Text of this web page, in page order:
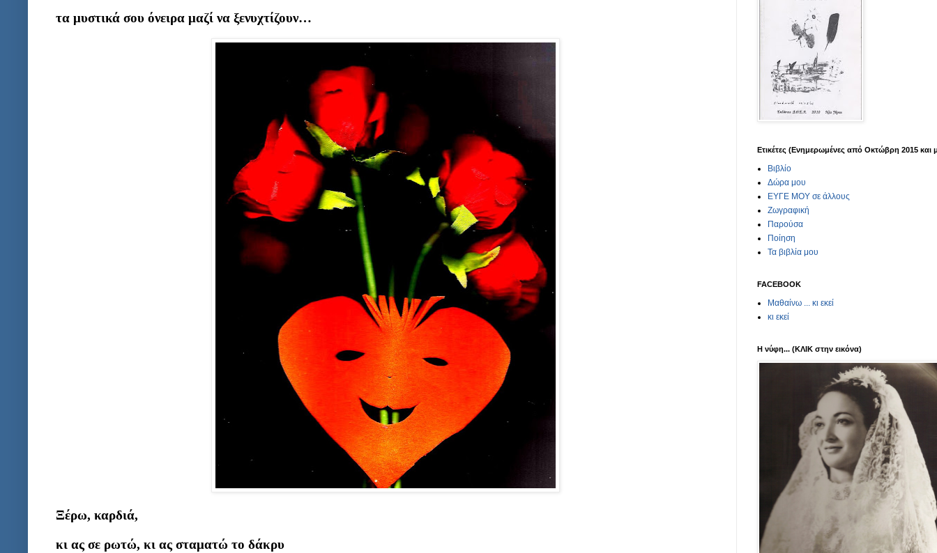
τα μυστικά σου όνειρα μαζί να ξενυχτίζουν…
Ξέρω, καρδιά,
κι ας σε ρωτώ, κι ας σταματώ το δάκρυ
Ετικέτες (Ενημερωμένες από Οκτώβρη 2015 και
Βιβλίο
Δώρα μου
ΕΥΓΕ ΜΟΥ σε άλλους
Ζωγραφική
Παρούσα
Ποίηση
Τα βιβλία μου
FACEBOOK
Μαθαίνω ... κι εκεί
κι εκεί
Η νύφη... (ΚΛΙΚ στην εικόνα)